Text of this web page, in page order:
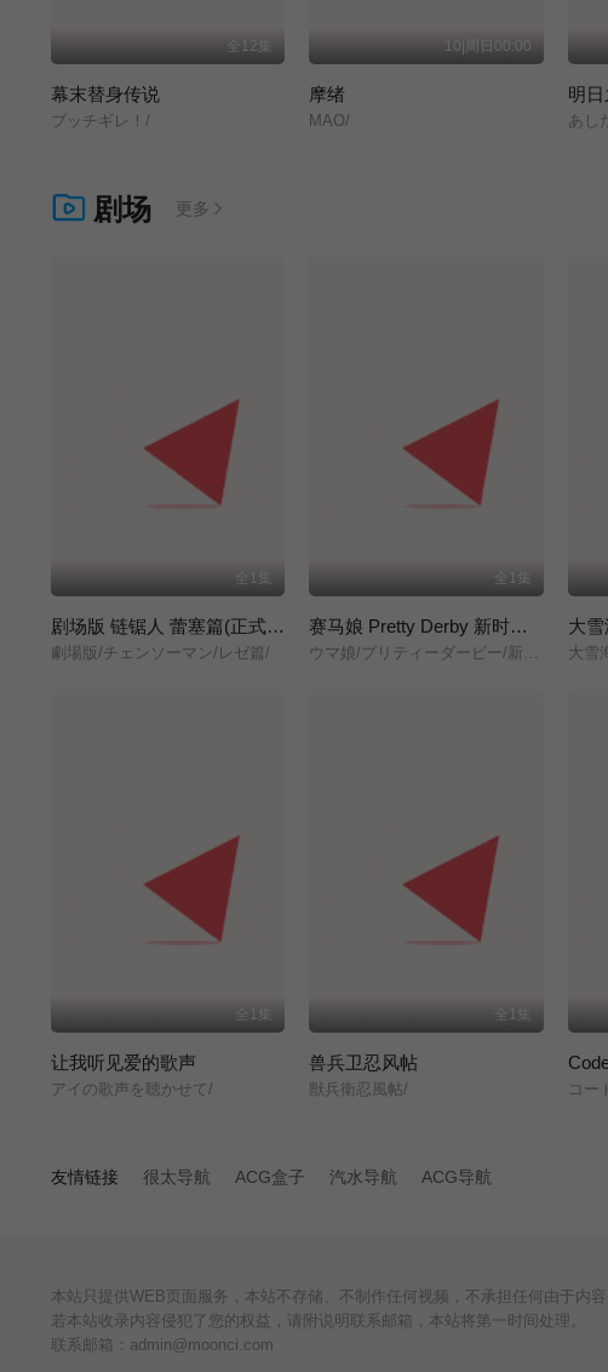
全12集
幕末替身传说
ブッチギレ！/
10|周日00:00
摩绪
MAO/
明
あし
剧场 更多
全1集
剧场版 链锯人 蕾塞篇(正式版)
劇場版/チェンソーマン/レゼ篇/
全1集
赛马娘 Pretty Derby 新时代之门 大
大雪
全1集
让我听见爱的歌声
アイの歌声を聴かせて/
全1集
兽兵卫忍风帖
獣兵衛忍風帖/ コー
友情链接 很太导航 ACG盒子 汽水导航 ACG导航
本站只提供WEB页面服务，本站不存储、不制作任何视频，不承担任何由于内
若本站收录内容侵犯了您的权益，请附说明联系邮箱，本站将第一时间处理。
联系邮箱：admin@moonci.com